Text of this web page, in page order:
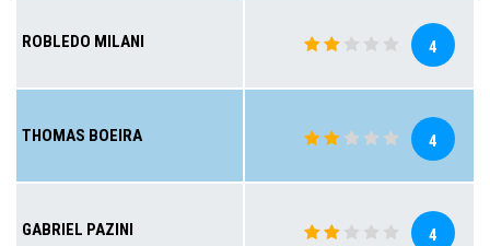
ROBLEDO MILANI 4
THOMAS BOEIRA 4
GABRIEL PAZINI 4